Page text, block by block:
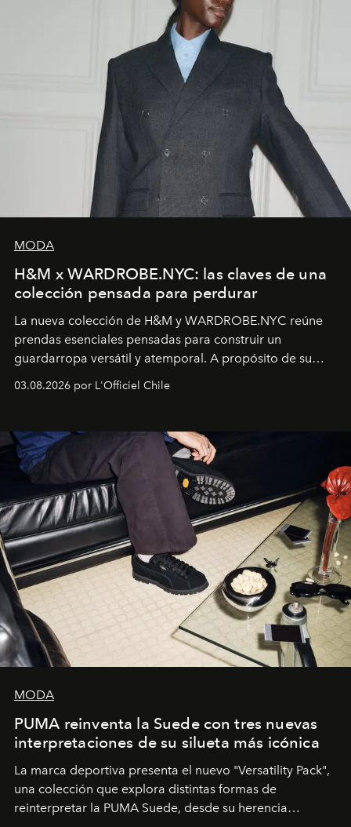
MODA
H&M x WARDROBE.NYC: las claves de una
colección pensada para perdurar
La nueva colección de H&M y WARDROBE.NYC reúne
prendas esenciales pensadas para construir un
guardarropa versátil y atemporal. A propósito de su
la asesora creativa y jefa de diseño global de la marca
y la filosofía detrás de la propuesta.
03.08.2026 por L'Officiel Chile
MODA
PUMA reinventa la Suede con tres nuevas
interpretaciones de su silueta más icónica
La marca deportiva presenta el nuevo "Versatility Pack",
una colección que explora distintas formas de
reinterpretar la PUMA Suede, desde su herencia